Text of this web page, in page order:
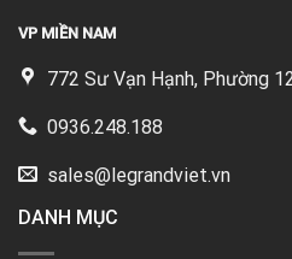
VP MIỀN NAM
772 Sư Vạn Hạnh, Phường
0936.248.188
sales@legrandviet.vn
DANH MỤC